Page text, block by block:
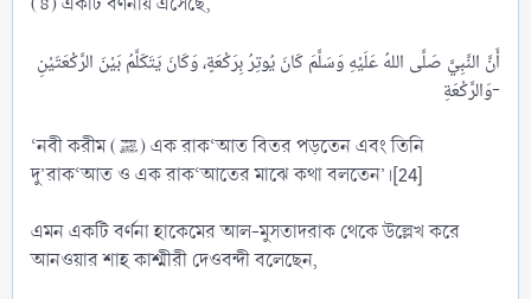
أَنَّ النَّبِيَّ صَلَّى اللهُ عَلَيْهِ وَسَلَّمَ كَانَ يُوتِرُ بِرَكْعَةٍ، وَكَانَ يَتَكَلَّمُ بَيْنَ الرَّكْعَتَيْنِ
وَالرَّكْعَةِ-​
‘নবী করীম (ﷺ) এক রাক‘আত বিতর পড়তেন এবং তিনি
দু’রাক‘আত ও এক রাক‘আতের মাঝে কথা বলতেন’।[24]
এমন একটি বর্ণনা হাকেমের আল-মুসতাদরাক থেকে উল্লেখ করে
আনওয়ার শাহ কাশ্মীরী দেওবন্দী বলেছেন,